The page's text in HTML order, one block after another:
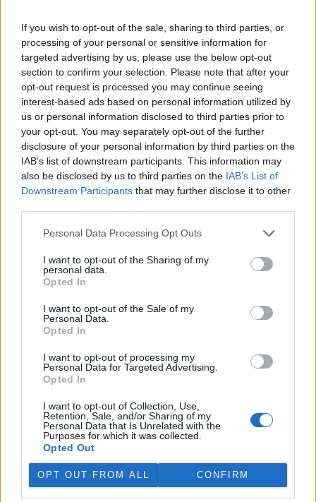
If you wish to opt-out of the sale, sharing to third parties, or
processing of your personal or sensitive information for
targeted advertising by us, please use the below opt-out
section to confirm your selection. Please note that after your
opt-out request is processed you may continue seeing
interest-based ads based on personal information utilized by
us or personal information disclosed to third parties prior to
your opt-out. You may separately opt-out of the further
disclosure of your personal information by third parties on the
IAB’s list of downstream participants. This information may
also be disclosed by us to third parties on the IAB’s List of
Downstream Participants that may further disclose it to other
Personal Data Processing Opt Outs
I want to opt-out of the Sharing of my
personal data.
Opted In
I want to opt-out of the Sale of my
Personal Data.
Opted In
I want to opt-out of processing my
Personal Data for Targeted Advertising.
Opted In
I want to opt-out of Collection, Use,
Retention, Sale, and/or Sharing of my
Personal Data that Is Unrelated with the
Purposes for which it was collected.
Opted Out
OPT OUT FROM ALL CONFIRM
chráněny nástrojem zvláštní
ochrany přírody v kategorii
památných stromů/památného stromu. I když zákon nedefinuje
konkrétní hodnoty, kterými památný strom musí vynikat, v praxi
se lze často setkat s mylným přesvědčením, že památný strom je
vázaný výhradně na vysoký věk a nadstandardní vzrůst dřeviny. I
když tyto atributy hrají prim, zdaleka nepředstavují jediné
hodnoty, pro které se památné stromy vyhlašují.
Mexický stařec z El Tule
11.12.2018 | PRAHA ( Ochrana přírody
městečka Santa María el Tule v
jihomexickém státě Oaxaca
a poutníků, aby na vlastní oči
kostela ze 17. století v centru města již stovky a pravděpodobně až
tisíce let roste dvojice mohutných tisovců mexických (
Taxodium
mucronatum ), z nichž ten výrazně mohutnější, nesoucí název „El
světovým prvenstvím z hlediska velikostních parametrů kmene.
Místo pilníčku rašple. Tak probíhá pedikúra sloních
kopyt
21.11.2018 | PRAHA (
Praha narodila v roce 2016, už
nesou nějakou váhu. Starší
Max aktuálně váží 938 kg a
stále rádi hrají a jsou velice aktivní. A jejich kopyta – tenčí než u
dospělých slonů – jsou tudíž náchylná k prasklinám. I oni proto
musejí pravidelně absolvovat pedikúru. Informuje o tom Zoo
Praha.